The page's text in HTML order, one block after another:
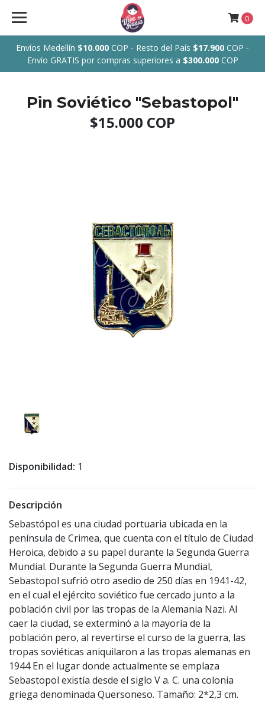
Envíos Medellín $10.000 COP - Resto del País $17.900 COP -
Envío GRATIS por compras superiores a $300.000COP
0
Pin Soviético "Sebastopol"
$15.000 COP
Disponibilidad: 1
Descripción
Sebastópol es una ciudad portuaria ubicada en la
península de Crimea, que cuenta con el título de Ciudad
Heroica, debido a su papel durante la Segunda Guerra
Mundial. Durante la Segunda Guerra Mundial,
Sebastopol sufrió otro asedio de 250 días en 1941-42,
en el cual el ejército soviético fue cercado junto a la
población civil por las tropas de la Alemania Nazi. Al
caer la ciudad, se exterminó a la mayoría de la
población pero, al revertirse el curso de la guerra, las
tropas soviéticas aniquilaron a las tropas alemanas en
1944 En el lugar donde actualmente se emplaza
Sebastopol existía desde el siglo V a. C. una colonia
griega denominada Quersoneso. Tamaño: 2*2,3 cm.